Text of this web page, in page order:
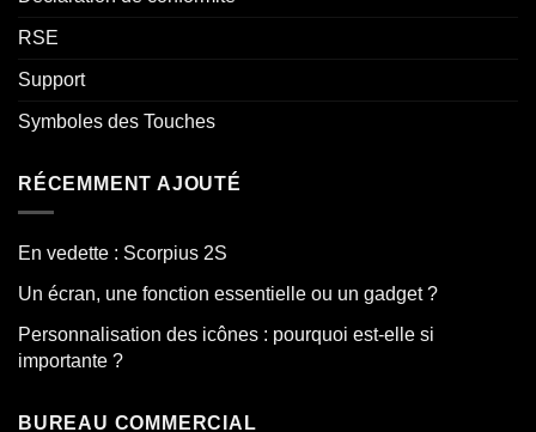
RSE
Support
Symboles des Touches
RÉCEMMENT AJOUTÉ
En vedette : Scorpius 2S
Un écran, une fonction essentielle ou un gadget ?
Personnalisation des icônes : pourquoi est-elle si
importante ?
BUREAU COMMERCIAL